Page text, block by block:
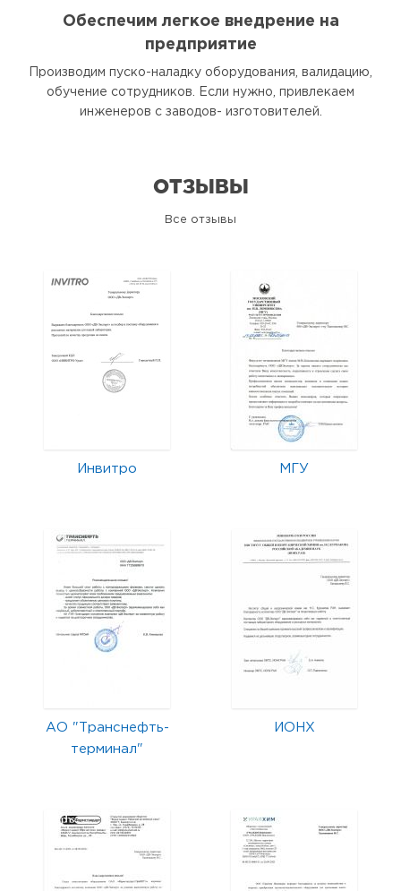
Обеспечим легкое внедрение на
предприятие
Производим пуско-наладку оборудования, валидацию,
обучение сотрудников. Если нужно, привлекаем
инженеров с заводов- изготовителей.
ОТЗЫВЫ
Все отзывы
Инвитро МГУ
АО "Транснефть-
терминал"
ИОНХ